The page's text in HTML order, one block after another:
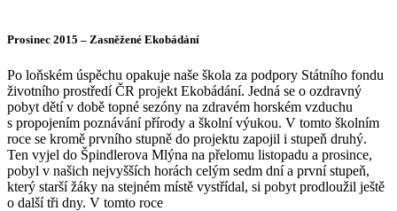
Prosinec 2015 – Zasněžené Ekobádání
Po loňském úspěchu opakuje naše škola za podpory Státního fondu
životního prostředí ČR projekt Ekobádání. Jedná se o ozdravný
pobyt dětí v době topné sezóny na zdravém horském vzduchu
s propojením poznávání přírody a školní výukou. V tomto školním
roce se kromě prvního stupně do projektu zapojil i stupeň druhý.
Ten vyjel do Špindlerova Mlýna na přelomu listopadu a prosince,
pobyl v našich nejvyšších horách celým sedm dní a první stupeň,
který starší žáky na stejném místě vystřídal, si pobyt prodloužil ještě
o další tři dny. V tomto roce